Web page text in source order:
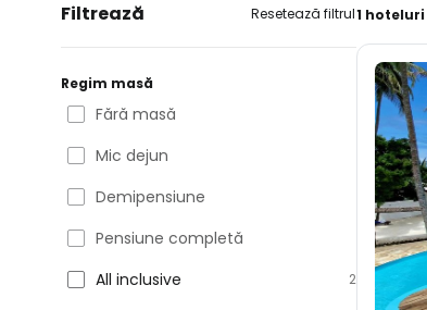
Filtrează Resetează filtrul
Regim masă
Fără masă
Mic dejun
Demipensiune
Pensiune completă
All inclusive
2
1 hoteluri